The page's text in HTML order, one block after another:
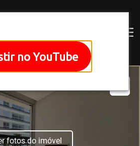
no YouTube
fotos do imóvel